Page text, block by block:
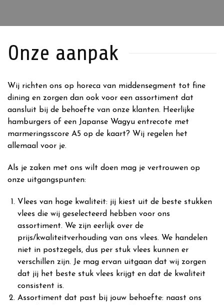
Onze aanpak
Wij richten ons op horeca van middensegment tot fine
dining en zorgen dan ook voor een assortiment dat
aansluit bij de behoefte van onze klanten. Heerlijke
hamburgers of een Japanse Wagyu entrecote met
marmeringsscore A5 op de kaart? Wij regelen het
allemaal voor je.
Als je zaken met ons wilt doen mag je vertrouwen op
onze uitgangspunten:
Vlees van hoge kwaliteit: jij kiest uit de beste stukken
vlees die wij geselecteerd hebben voor ons
assortiment. We zijn eerlijk over de
prijs/kwaliteitverhouding van ons vlees. We handelen
niet in postzegels, dus per stuk vlees kunnen er
verschillen zijn. Je mag ervan uitgaan dat wij zorgen
dat jij het beste stuk vlees krijgt en dat de kwaliteit
consistent is.
Assortiment dat past bij jouw behoefte: naast ons